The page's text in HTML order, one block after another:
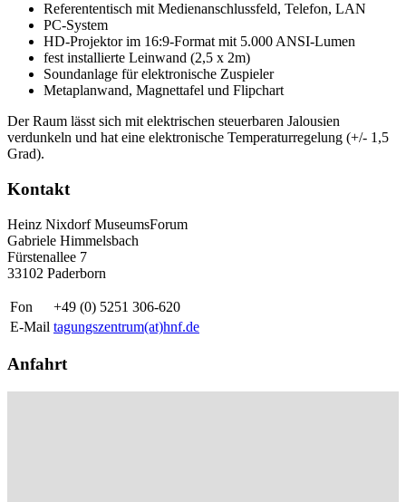
Referententisch mit Medienanschlussfeld, Telefon, LAN
PC-System
HD-Projektor im 16:9-Format mit 5.000 ANSI-Lumen
fest installierte Leinwand (2,5 x 2m)
Soundanlage für elektronische Zuspieler
Metaplanwand, Magnettafel und Flipchart
Der Raum lässt sich mit elektrischen steuerbaren Jalousien
verdunkeln und hat eine elektronische Temperaturregelung (+/- 1,5
Grad).
Kontakt
Heinz Nixdorf MuseumsForum
Gabriele Himmelsbach
Fürstenallee 7
33102 Paderborn
Fon
+49 (0) 5251 306-620
E-Mail tagungszentrum(at)hnf.de
Anfahrt